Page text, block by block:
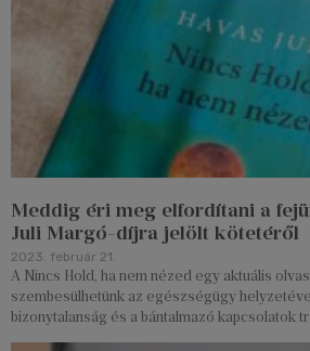
Meddig éri meg elfordítani a
Juli Margó-díjra jelölt kötetéről
2023. február 21.
A Nincs Hold, ha nem nézed egy aktuális
szembesülhetünk az egészségügy
bizonytalanság és a bántalmazó kapcsolatok